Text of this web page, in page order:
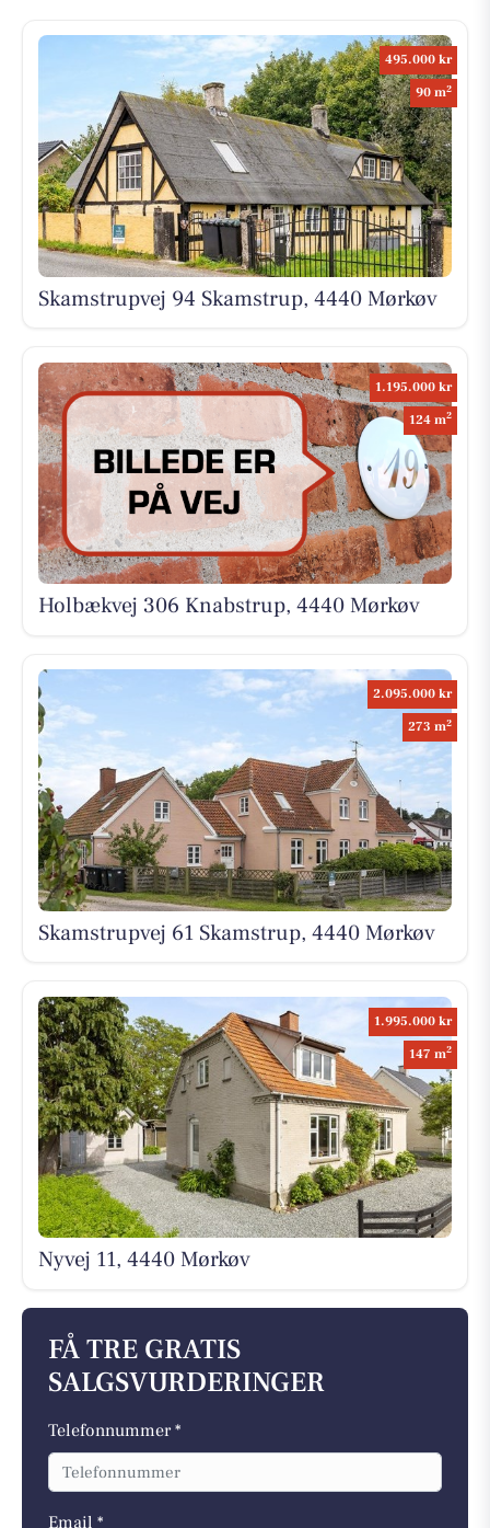
495.000 kr
90 m2
Skamstrupvej 94 Skamstrup, 4440 Mørkøv
1.195.000 kr
124 m2
Holbækvej 306 Knabstrup, 4440 Mørkøv
2.095.000 kr
273 m2
Skamstrupvej 61 Skamstrup, 4440 Mørkøv
1.995.000 kr
147 m2
Nyvej 11, 4440 Mørkøv
FÅ TRE GRATIS
SALGSVURDERINGER
Telefonnummer *
Email *